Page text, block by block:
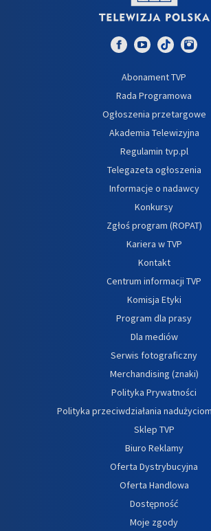
Abonament TVP
Rada Programowa
Ogłoszenia przetargowe
Akademia Telewizyjna
Regulamin tvp.pl
Telegazeta ogłoszenia
Informacje o nadawcy
Konkursy
Zgłoś program (ROPAT)
Kariera w TVP
Kontakt
Centrum informacji TVP
Komisja Etyki
Program dla prasy
Dla mediów
Serwis fotograficzny
Merchandising (znaki)
Polityka Prywatności
Polityka przeciwdziałania
Sklep TVP
Biuro Reklamy
Oferta Dystrybucyjna
Oferta Handlowa
Dostępność
Moje zgody